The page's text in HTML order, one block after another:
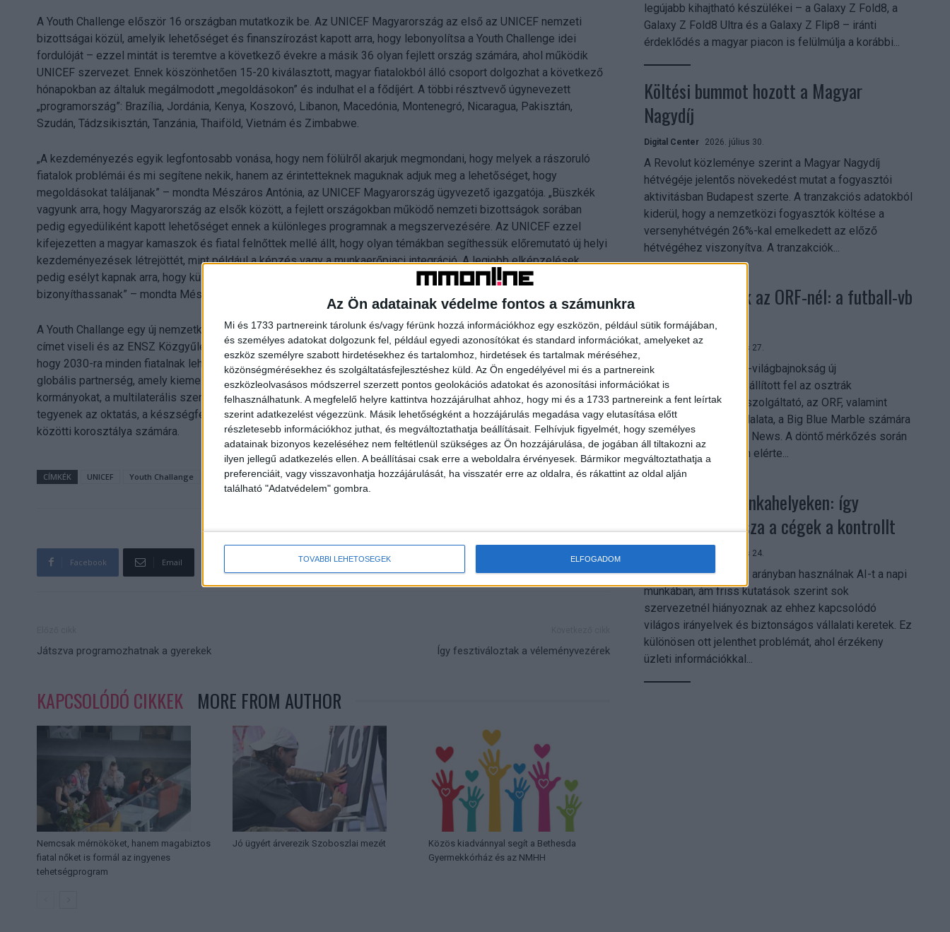
Az Ön adatainak védelme fontos a számunkra
Mi és 1733 partnereink tárolunk és/vagy férünk hozzá információkhoz egy eszközön, például sütik formájában,
és személyes adatokat dolgozunk fel, például egyedi azonosítókat és standard információkat, amelyeket az
eszköz személyre szabott hirdetésekhez és tartalomhoz, hirdetések és tartalmak méréséhez,
közönségmérésekhez és szolgáltatásfejlesztéshez küld. Az Ön engedélyével mi és a partnereink
eszközleolvasásos módszerrel szerzett pontos geolokációs adatokat és azonosítási információkat is
felhasználhatunk. A megfelelő helyre kattintva hozzájárulhat ahhoz, hogy mi és a 1733 partnereink a fent leírtak
szerint adatkezelést végezzünk. Másik lehetőségként a hozzájárulás megadása vagy elutasítása előtt
részletesebb információkhoz juthat, és megváltoztathatja beállításait. Felhívjuk figyelmét, hogy személyes
adatainak bizonyos kezeléséhez nem feltétlenül szükséges az Ön hozzájárulása, de jogában áll tiltakozni az
ilyen jellegű adatkezelés ellen. A beállításai csak erre a weboldalra érvényesek. Bármikor megváltoztathatja a
preferenciáit, vagy visszavonhatja hozzájárulását, ha visszatér erre az oldalra, és rákattint az oldal alján
található "Adatvédelem" gombra.
TOVÁBBI LEHETŐSÉGEK ELFOGADOM
A Youth Challenge először 16 országban mutatkozik be. Az UNICEF Magyarország az első az UNICEF nemzeti
bizottságai közül, amelyik lehetőséget és finanszírozást kapott arra, hogy lebonyolítsa a Youth Challenge idei
fordulóját – ezzel mintát is teremtve a következő évekre a másik 36 olyan fejlett ország számára, ahol működik
UNICEF szervezet. Ennek köszönhetően 15-20 kiválasztott, magyar fiatalokból álló csoport dolgozhat a következő
hónapokban az általuk megálmodott „megoldásokon” és indulhat el a fődíjért. A többi résztvevő úgynevezett
„programország”: Brazília, Jordánia, Kenya, Koszovó, Libanon, Macedónia, Montenegró, Nicaragua, Pakisztán,
Szudán, Tádzsikisztán, Tanzánia, Thaiföld, Vietnám és Zimbabwe.
„A kezdeményezés egyik legfontosabb vonása, hogy nem fölülről akarjuk megmondani, hogy melyek a rászoruló
fiatalok problémái és mi segítene nekik, hanem az érintetteknek maguknak adjuk meg a lehetőséget, hogy
megoldásokat találjanak” – mondta Mészáros Antónia, az UNICEF Magyarország ügyvezető igazgatója. „Büszkék
vagyunk arra, hogy Magyarország az elsők között, a fejlett országokban működő nemzeti bizottságok sorában
pedig egyedüliként kapott lehetőséget ennek a különleges programnak a megszervezésére. Az UNICEF ezzel
kifejezetten a magyar kamaszok és fiatal felnőttek mellé állt, hogy olyan témákban segíthessük előremutató új helyi
kezdeményezések létrejöttét, mint például a képzés vagy a munkaerőpiaci integráció. A legjobb elképzelések
pedig esélyt kapnak arra, hogy különlegesen komoly nemzetközi támogatásban részesüljenek és világszerte is
bizonyíthassanak” – mondta Mészáros Antónia.
A Youth Challange egy új nemzetközi, világszervezetek közötti együttműködés része, ami a Generation Unlimited
címet viseli és az ENSZ Közgyűlésének 73. ülésszakán indítottak útjára, 2018 szeptember 24.-én. A program célja,
hogy 2030-ra minden fiatalnak lehetősége legyen tanulni vagy munkát vállalni. A Generation Unlimited egy dinamikus
globális partnerség, amely kiemelten épít a világon élő 1,8 milliárd fiatal véleményére, és arra ösztönzi a
kormányokat, a multilaterális szervezeteket, a magánszektort és a civil társadalmat, hogy sürgős befektetéseket
tegyenek az oktatás, a készségfejlesztés és a felelősségvállalás területén a fiatalok egyre növekvő 10-24 év
közötti korosztálya számára.
CÍMKÉK UNICEF Youth Challange
Facebook Email
Játszva programozhatnak a gyerekek Így fesztiváloztak a véleményvezérek
KAPCSOLÓDÓ CIKKEK MORE FROM AUTHOR
Nemcsak mérnököket, hanem magabiztos
fiatal nőket is formál az ingyenes
tehetségprogram
Jó ügyért árverezik Szoboszlai mezét
Közös kiadvánnyal segít a Bethesda
Gyermekkórház és az NMHH
legújabb kihajtható készülékei – a Galaxy Z Fold8, a
Galaxy Z Fold8 Ultra és a Galaxy Z Flip8 – iránti
érdeklődés a magyar piacon is felülmúlja a korábbi...
Költési bummot hozott a Magyar
Nagydíj
Digital Center 2026. július 30.
A Revolut közleménye szerint a Magyar Nagydíj
hétvégéje jelentős növekedést mutat a fogyasztói
aktivitásban Budapest szerte. A tranzakciós adatokból
kiderül, hogy a nemzetközi fogyasztók költése a
versenyhétvégén 26%-kal emelkedett az előző
hétvégéhez viszonyítva. A tranzakciók...
Rekordok dőltek az ORF-nél: a futball-vb
mindent vitt
Digital Center 2026. július 27.
A 2026-os labdarúgó-világbajnokság új
streamingrekordokat állított fel az osztrák
közszolgálati műsorszolgáltató, az ORF, valamint
technológiai leányvállalata, a Big Blue Marble számára
– írja a Broadband TV News. A döntő mérkőzés során
az átlagos nézőszám elérte...
Shadow AI a munkahelyeken: így
szerezhetik vissza a cégek a kontrollt
2026. július 24.
A munkavállalók nagy arányban használnak AI-t a napi
munkában, ám friss kutatások szerint sok
szervezetnél hiányoznak az ehhez kapcsolódó
világos irányelvek és biztonságos vállalati keretek. Ez
különösen ott jelenthet problémát, ahol érzékeny
üzleti információkkal...